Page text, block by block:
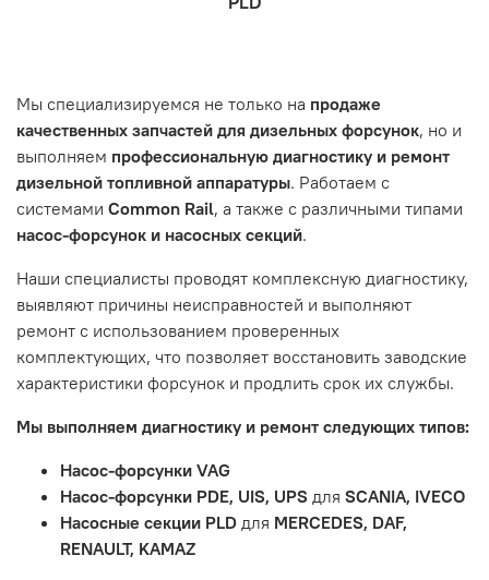
знакомы с основными правилами обслуживания и
неисправности, вызванные нарушением правил
обслуживания или эксплуатации автомобиля. Если у вас
возникнут проблемы с отремонтированной системой,
мы обязательно разберемся в ситуации и предложим
решение. Однако если проблема вызвана одним из
перечисленных выше факторов, мы не сможем
Гарантия не распространяется на следующие случаи:
Истек гарантийный срок.
Товар является расходным материалом, который
тормозные колодки, диски сцепления, свечи зажигания
Неисправности вызваны ДТП, неправильной установкой
или чрезмерным износом.
Неисправность топливной системы или системы
впуска/выпуска.
Мы специализируемся не только на продаже
качественных запчастей для дизельных форсунок, но и
выполняем профессиональную диагностику и ремонт
дизельной топливной аппаратуры. Работаем с
системами Common Rail, а также с различными типами
насос-форсунок и насосных секций.
Наши специалисты проводят комплексную диагностику,
выявляют причины неисправностей и выполняют
ремонт с использованием проверенных
комплектующих, что позволяет восстановить заводские
характеристики форсунок и продлить срок их службы.
Мы выполняем диагностику и ремонт следующих типов:
Насос-форсунки VAG
Насос-форсунки PDE, UIS, UPS для SCANIA, IVECO
Насосные секции PLD для MERCEDES, DAF,
RENAULT, KAMAZ